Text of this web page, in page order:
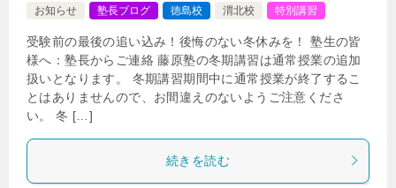
お知らせ
塾長ブログ 徳島校 渭北校 特別講習
受験前の最後の追い込み！後悔のない冬休みを！ 塾生の皆
様へ：塾長からご連絡 藤原塾の冬期講習は通常授業の追加
扱いとなります。 冬期講習期間中に通常授業が終了するこ
とはありませんので、お間違えのないようご注意くださ
い。 冬 […]
続きを読む